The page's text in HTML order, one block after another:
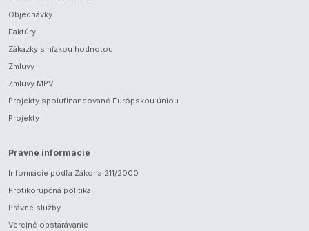
Objednávky
Faktúry
Zákazky s nízkou hodnotou
Zmluvy
Zmluvy MPV
Projekty spolufinancované Európskou úniou
Projekty
Právne informácie
Informácie podľa Zákona 211/2000
Protikorupčná politika
Právne služby
Verejné obstarávanie